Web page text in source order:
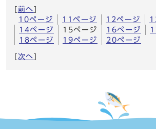
前へ
10ページ
11ページ 12ページ
14ページ
15ページ 16ページ
18ページ
19ページ 20ページ
次へ